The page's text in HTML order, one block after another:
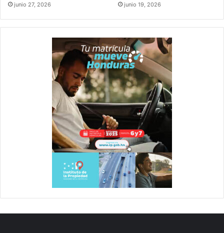
junio 27, 2026 junio 19, 2026